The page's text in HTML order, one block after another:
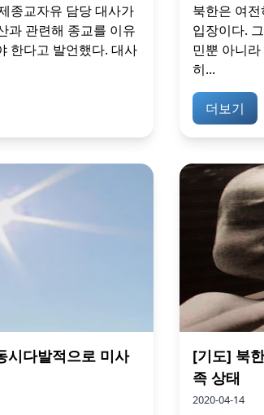
종교자유 담당 대사가
과 관련해 종교를 이유
한다고 발언했다. 대사
북한은 여
입장이다.
민뿐 아니
히...
더보기
시다발적으로 미사
[기도] 북
족 상태
2020-04-14